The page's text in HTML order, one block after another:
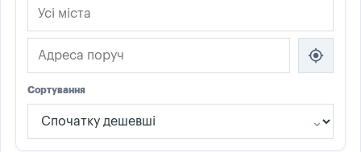
Сортування
my_location